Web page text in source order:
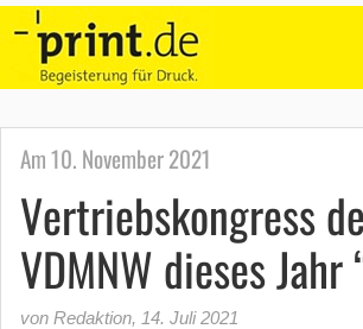
Am 10. November 2021
Vertriebskongress
VDMNW dieses
von Redaktion, 14. Juli 2021